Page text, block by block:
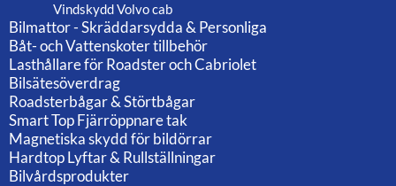
Vindskydd Volvo cab
Bilmattor - Skräddarsydda & Personliga
Båt- och Vattenskoter tillbehör
Lasthållare för Roadster och Cabriolet
Bilsätesöverdrag
Roadsterbågar & Störtbågar
Smart Top Fjärröppnare tak
Magnetiska skydd för bildörrar
Hardtop Lyftar & Rullställningar
Bilvårdsprodukter